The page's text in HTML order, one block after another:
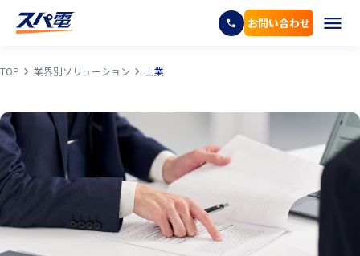
お問い合わせ
TOP 業界別ソリューション 士業